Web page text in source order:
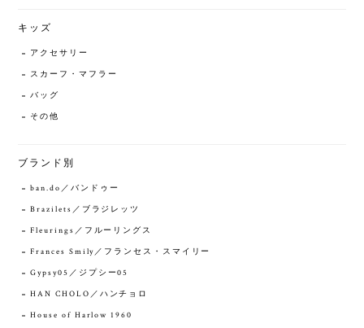
キッズ
アクセサリー
スカーフ・マフラー
バッグ
その他
ブランド別
ban.do／バンドゥー
Brazilets／ブラジレッツ
Fleurings／フルーリングス
Frances Smily／フランセス・スマイリー
Gypsy05／ジプシー05
HAN CHOLO／ハンチョロ
House of Harlow 1960